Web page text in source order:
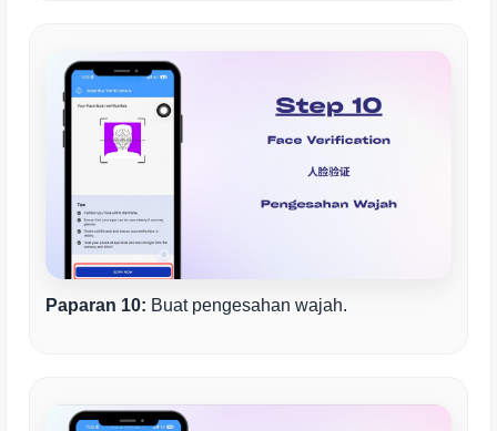
Paparan 10: Buat pengesahan wajah.